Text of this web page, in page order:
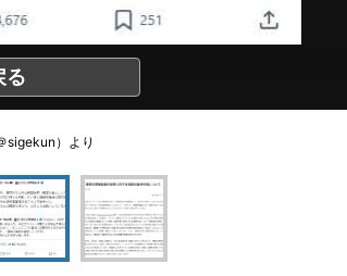
る
sigekun）より